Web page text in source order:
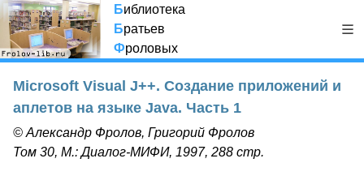
Библиотека
Братьев
Фроловых
Microsoft Visual J++. Создание приложений и
аплетов на языке Java. Часть 1
© Александр Фролов, Григорий Фролов
Том 30, М.: Диалог-МИФИ, 1997, 288 стр.